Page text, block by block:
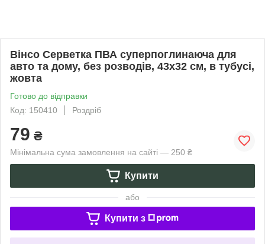
Вінсо Серветка ПВА суперпоглинаюча для
авто та дому, без розводів, 43х32 см, в тубусі,
жовта
Готово до відправки
Код: 150410
Роздріб
79 ₴
Мінімальна сума замовлення на сайті — 250 ₴
Купити
або
Купити з